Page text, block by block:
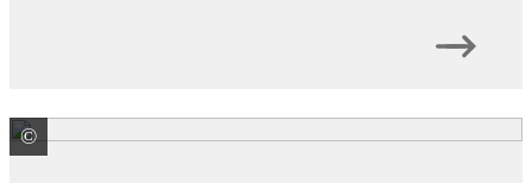
© PCI Augsburg GmbH